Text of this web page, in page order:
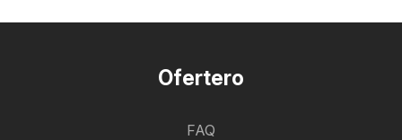
Ofertero
FAQ